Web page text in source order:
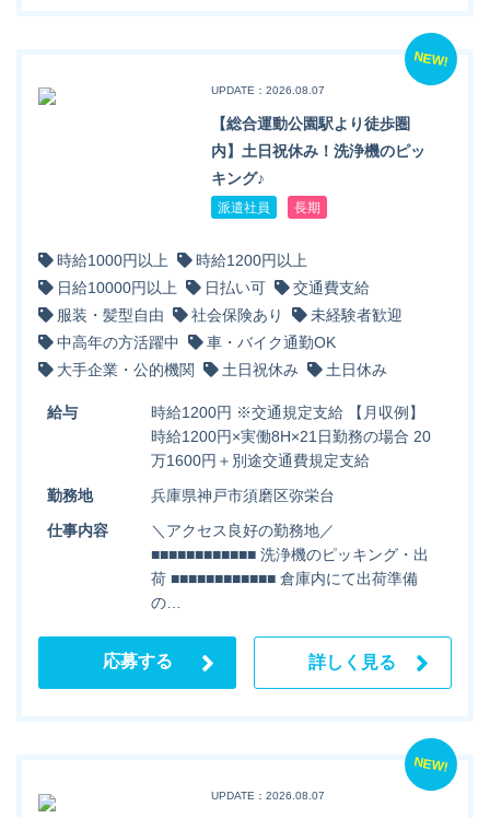
NEW!
UPDATE：2026.08.07
【総合運動公園駅より徒歩圏
内】土日祝休み！洗浄機のピッ
キング♪
派遣社員 長期
時給1000円以上
時給1200円以上
日給10000円以上
日払い可
交通費支給
服装・髪型自由
社会保険あり
未経験者歓迎
中高年の方活躍中
車・バイク通勤OK
大手企業・公的機関
土日祝休み 土日休み
給与
時給1200円 ※交通規定支給 【月収例】
時給1200円×実働8H×21日勤務の場合 20
万1600円＋別途交通費規定支給
勤務地
兵庫県神戸市須磨区弥栄台
仕事内容
＼アクセス良好の勤務地／
■■■■■■■■■■■■ 洗浄機のピッキング・出
荷 ■■■■■■■■■■■■ 倉庫内にて出荷準備
の…
応募する 詳しく見る
NEW!
UPDATE：2026.08.07